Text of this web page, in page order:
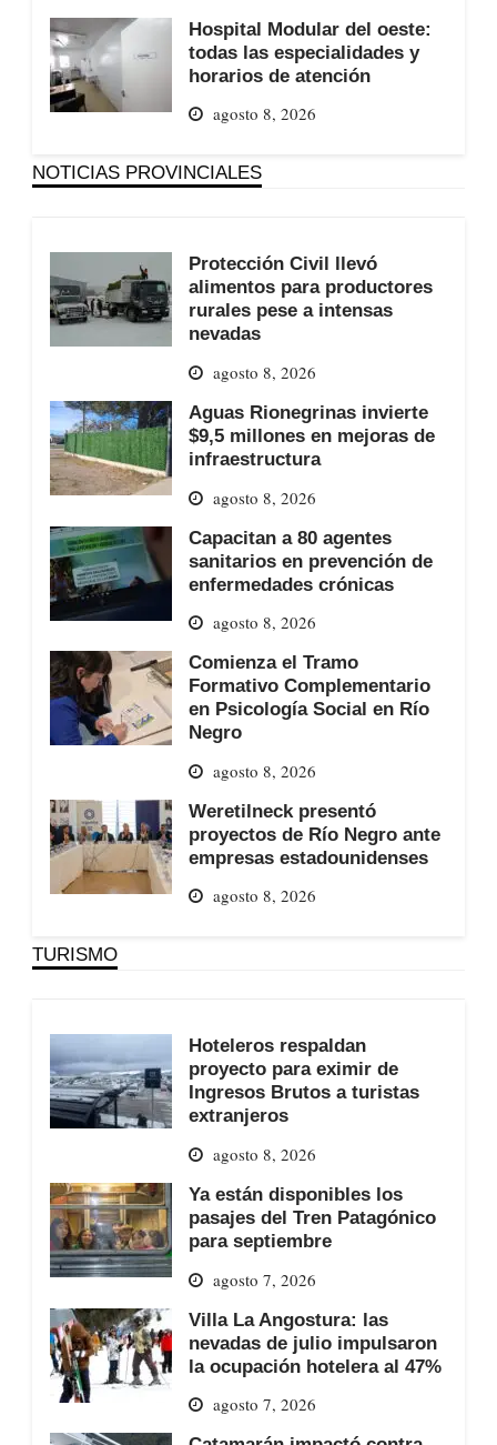
Hospital Modular del oeste:
todas las especialidades y
horarios de atención
agosto 8, 2026
NOTICIAS PROVINCIALES
Protección Civil llevó
alimentos para productores
rurales pese a intensas
nevadas
agosto 8, 2026
Aguas Rionegrinas invierte
$9,5 millones en mejoras de
infraestructura
agosto 8, 2026
Capacitan a 80 agentes
sanitarios en prevención de
enfermedades crónicas
agosto 8, 2026
Comienza el Tramo
Formativo Complementario
en Psicología Social en Río
Negro
agosto 8, 2026
Weretilneck presentó
proyectos de Río Negro ante
empresas estadounidenses
agosto 8, 2026
TURISMO
Hoteleros respaldan
proyecto para eximir de
Ingresos Brutos a turistas
extranjeros
agosto 8, 2026
Ya están disponibles los
pasajes del Tren Patagónico
para septiembre
agosto 7, 2026
Villa La Angostura: las
nevadas de julio impulsaron
la ocupación hotelera al 47%
agosto 7, 2026